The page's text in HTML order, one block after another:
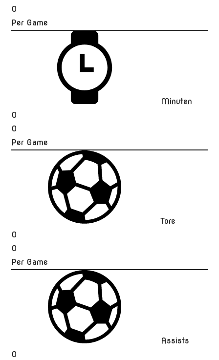
0
Per Game
Minuten
0
0
Per Game
Tore
0
0
Per Game
Assists
0